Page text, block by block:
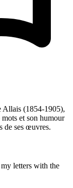
Allais (1854-1905),
et son humour
de ses œuvres.
letters with the